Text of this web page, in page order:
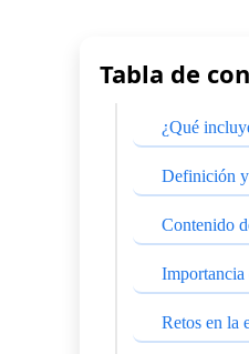
Tabla de
¿Qué
Definición
Contenido
Importancia
Retos en la